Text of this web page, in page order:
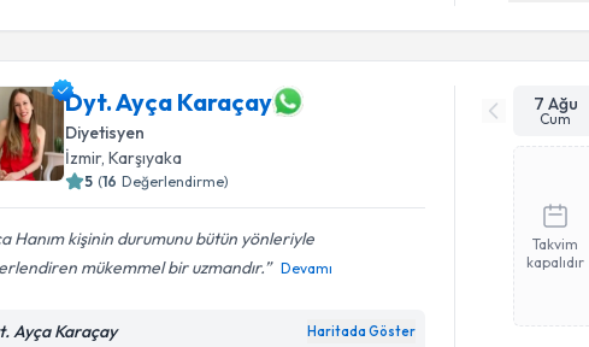
Dyt. Ayça Karaçay
Diyetisyen
İzmir, Karşıyaka
5 (16 Değerlendirme)
Hanım kişinin durumunu bütün yönleriyle
mükemmel bir uzmandır.
Devamı
Ayça Karaçay Haritada Göster
7 Ağu
Cum
Takvim
kapalıdır